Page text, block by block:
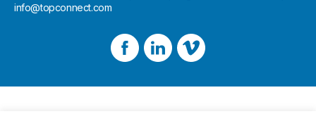
info@topconnect.com